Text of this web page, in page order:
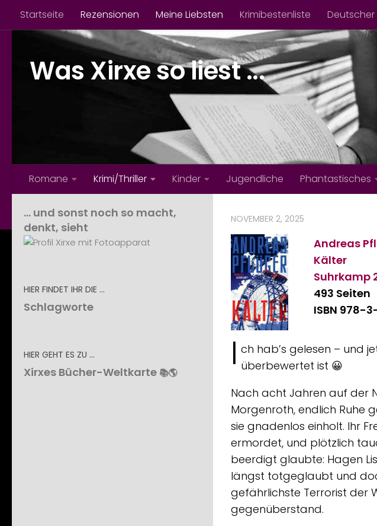
Zum Inhalt springen
Startseite Rezensionen Meine Liebsten Krimibestenliste Deutscher
Was Xirxe so liest ...
Romane Krimi/Thriller Kinder Jugendliche Phantastisches
NOVEMBER 2, 2025
Andreas
Kälter
Suhrkamp
493 Seiten
ISBN 978-
I ch hab’s gelesen – und
überbewertet ist 😀
Nach acht Jahren auf der
Morgenroth, endlich Ruhe
sie gnadenlos einholt. Ihr
ermordet, und plötzlich
beerdigt glaubte: Hagen
längst totgeglaubt und
gefährlichste Terrorist der
gegenüberstand.
… und sonst noch so macht,
denkt, sieht
HIER FINDET IHR DIE …
Schlagworte
HIER GEHT ES ZU …
Xirxes Bücher-Weltkarte 📚🌎